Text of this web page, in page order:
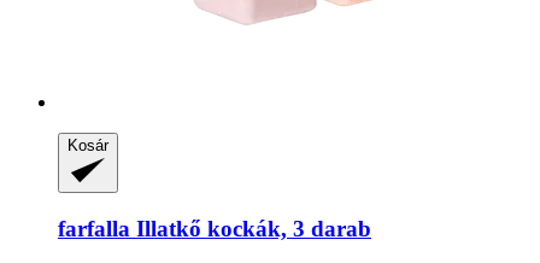
Kosár
farfalla Illatkő kockák, 3 darab